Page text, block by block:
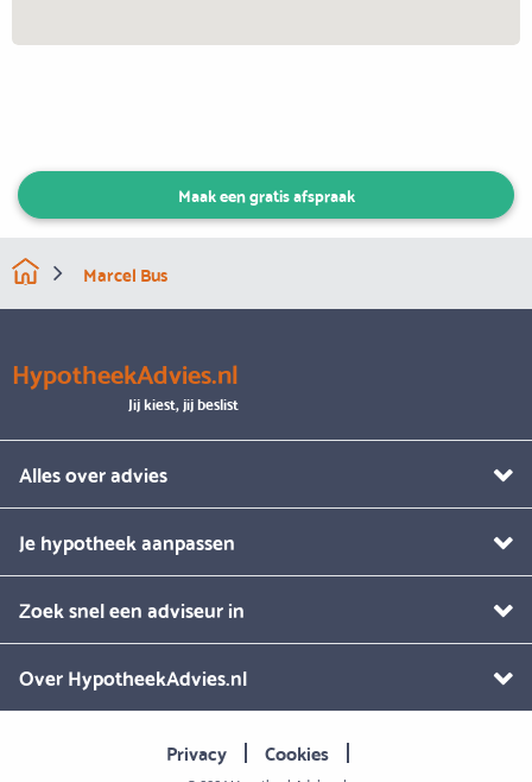
Maak een gratis afspraak
Marcel Bus
HypotheekAdvies.nl
Jij kiest, jij beslist
Alles over advies
Je hypotheek aanpassen
Zoek snel een adviseur in
Over HypotheekAdvies.nl
Privacy Cookies